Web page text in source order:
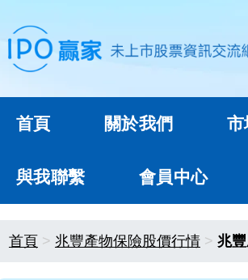
首頁 關於我們 市
與我聯繫 會員中心
首頁 兆豐產物保險股價行情 兆